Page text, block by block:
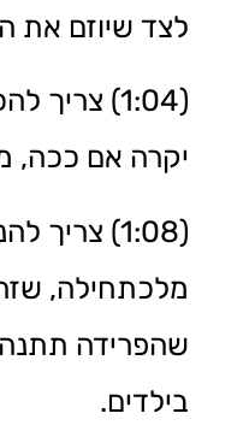
לצד שיוזם את
(1:04)
יקרה אם ככה,
(1:08)
מלכתחילה,
שהפרידה
בילדים.